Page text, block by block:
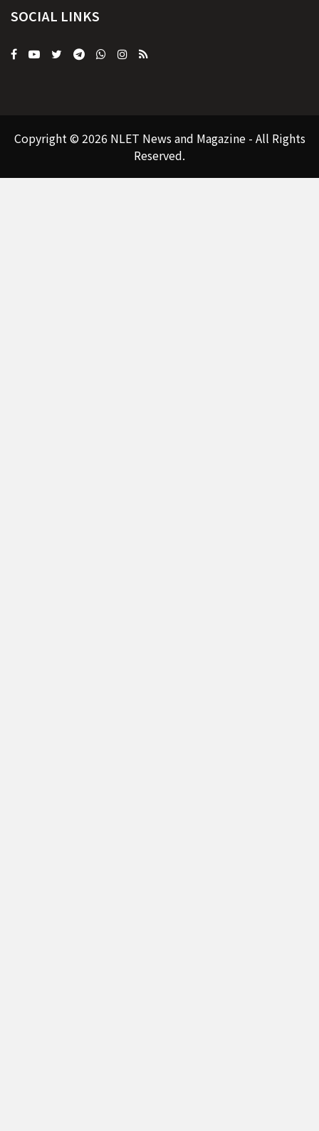
SOCIAL LINKS
Copyright © 2026 NLET News and Magazine - All Rights
Reserved.